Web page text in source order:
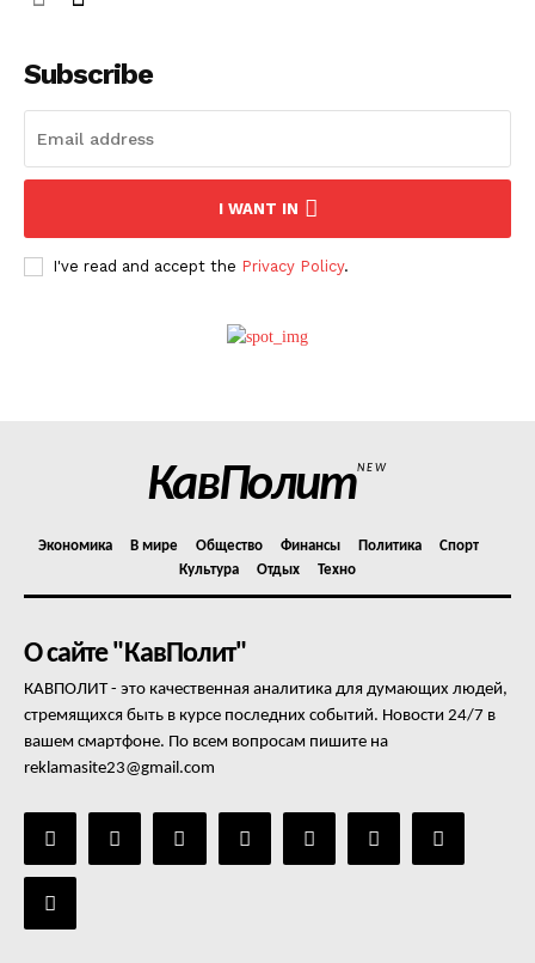
О нас
Политика конфиденциальности
Subscribe
I WANT IN
I've read and accept the Privacy Policy.
КавПолитNEW
Экономика В мире Общество Финансы Политика
Спорт
Культура
Отдых Техно
О сайте "КавПолит"
КАВПОЛИТ - это качественная аналитика для думающих людей,
стремящихся быть в курсе последних событий. Новости 24/7 в
вашем смартфоне. По всем вопросам пишите на
reklamasite23@gmail.com